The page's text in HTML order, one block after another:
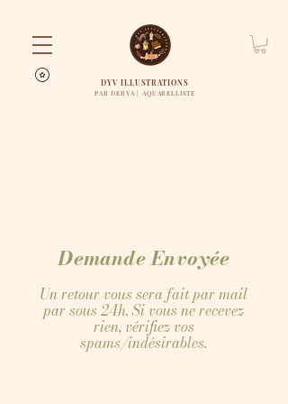
DYV ILLUSTRATIONS
PAR DERYA | AQUARELLISTE
Demande Envoyée
Un retour vous sera fait par mail
par sous 24h. Si vous ne recevez
rien, vérifiez vos
spams/indésirables.